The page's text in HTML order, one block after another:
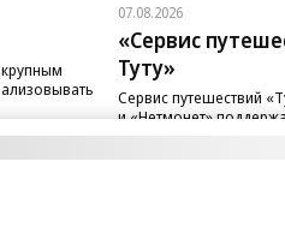
07.08.2026
«Сервис
Туту»
Сервис путешествий
и «Нетмонет»